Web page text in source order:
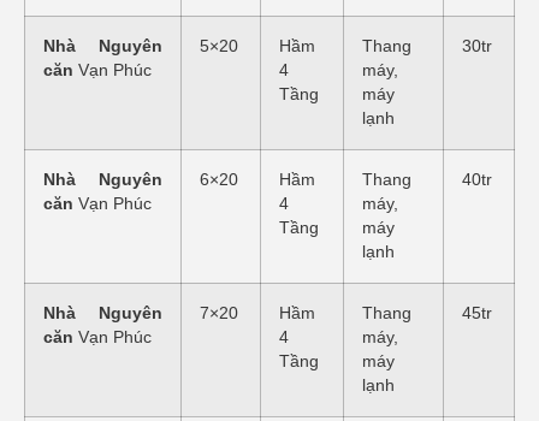
Nhà Nguyên
căn Vạn Phúc
5×20
Hầm
4
Tầng
Thang
máy,
máy
lạnh
30tr
Nhà Nguyên
căn Vạn Phúc
6×20
Hầm
4
Tầng
Thang
máy,
máy
lạnh
40tr
Nhà Nguyên
căn Vạn Phúc
7×20
Hầm
4
Tầng
Thang
máy,
máy
lạnh
45tr